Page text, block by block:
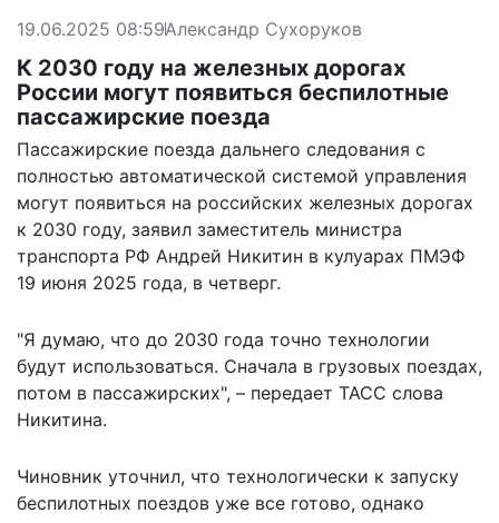
19.06.2025 08:59Александр Сухоруков
К 2030 году на железных дорогах
России могут появиться беспилотные
пассажирские поезда
Пассажирские поезда дальнего следования с
полностью автоматической системой управления
могут появиться на российских железных дорогах
к 2030 году, заявил заместитель министра
транспорта РФ Андрей Никитин в кулуарах ПМЭФ
19 июня 2025 года, в четверг.
"Я думаю, что до 2030 года точно технологии
будут использоваться. Сначала в грузовых поездах,
потом в пассажирских", – передает ТАСС слова
Никитина.
Чиновник уточнил, что технологически к запуску
беспилотных поездов уже все готово, однако